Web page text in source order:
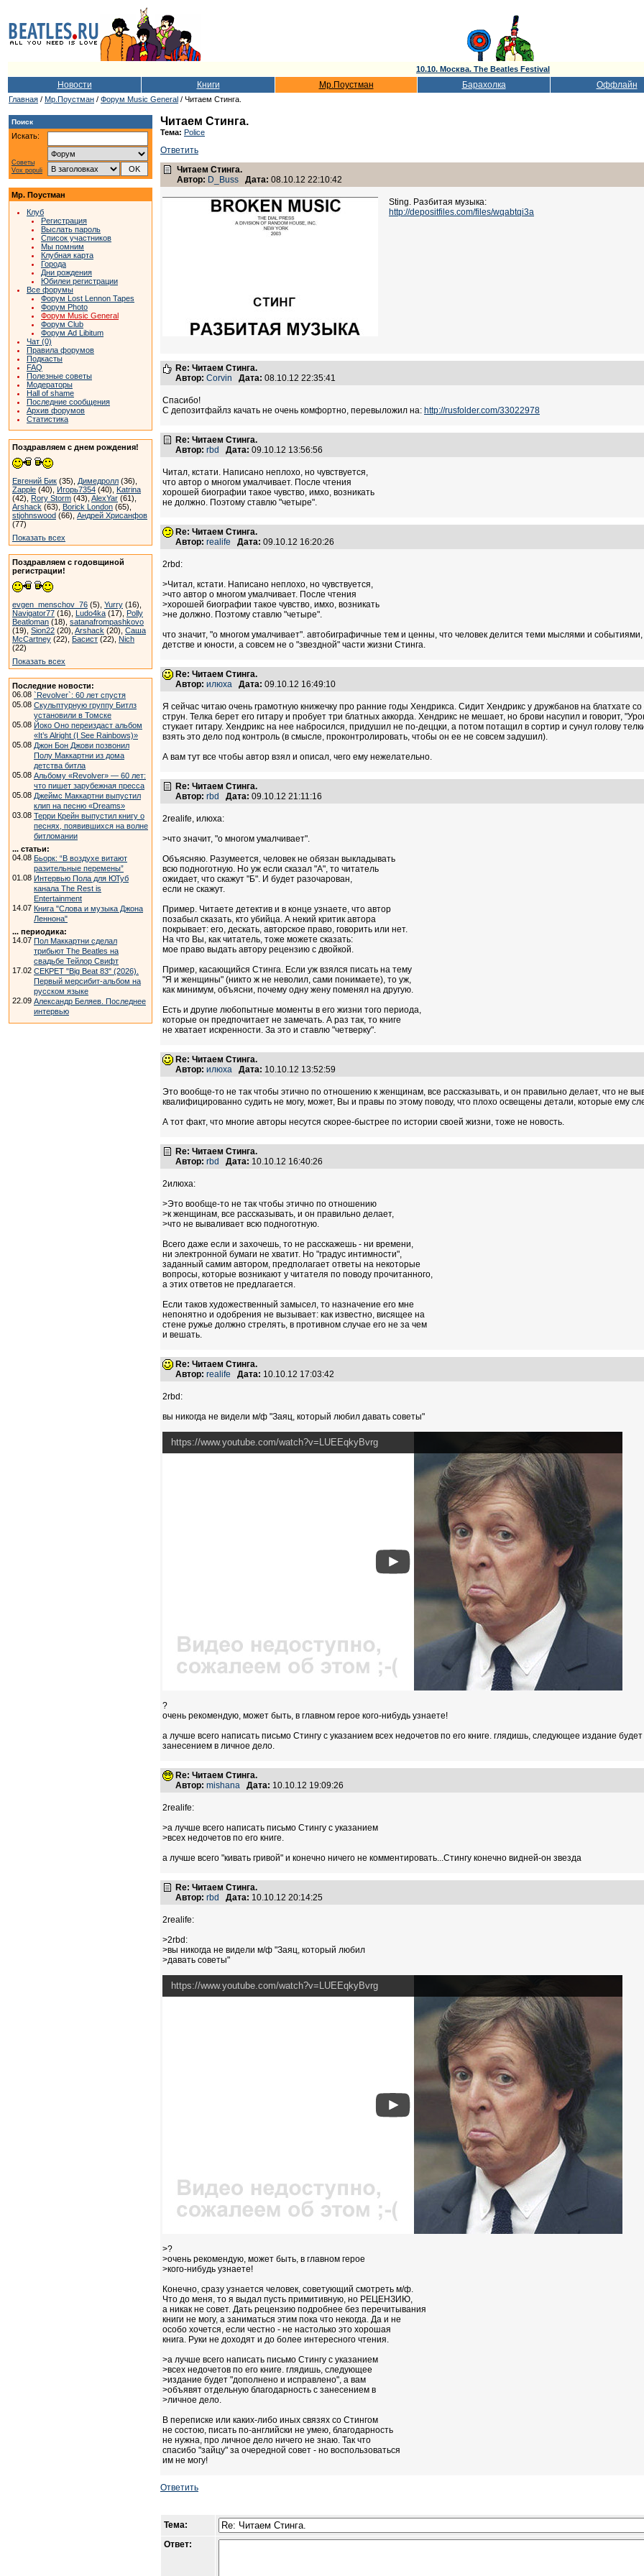
10.10. Москва. The Beatles Festival
Новости Книги Мр.Поустман Барахолка Оффлайн
Главная / Мр.Поустман / Форум Music General / Читаем Стинга.
Поиск
Искать:
Советы
Vox populi
Мр. Поустман
Клуб
Регистрация
Выслать пароль
Список участников
Мы помним
Клубная карта
Города
Дни рождения
Юбилеи регистрации
Все форумы
Форум Lost Lennon Tapes
Форум Photo
Форум Music General
Форум Club
Форум Ad Libitum
Чат (0)
Правила форумов
Подкасты
FAQ
Полезные советы
Модераторы
Hall of shame
Последние сообщения
Архив форумов
Статистика
Поздравляем с днем рождения!
Евгений Бик (35), Димедролл (36),
Zapple (40), Игорь7354 (40), Katrina
(42), Rory Storm (43), AlexYar (61),
Arshack (63), Borick London (65),
stjohnswood (66), Андрей Хрисанфов
(77)
Показать всех
Поздравляем с годовщиной
регистрации!
evgen_menschov_76 (5), Yurry (16),
Navigator77 (16), Ludo4ka (17), Polly
Beatloman (18), satanafrompashkovo
(19), Sion22 (20), Arshack (20), Саша
McCartney (22), Басист (22), Nich
(22)
Показать всех
Последние новости:
06.08 `Revolver`: 60 лет спустя
05.08 Скульптурную группу Битлз
установили в Томске
05.08 Йоко Оно переиздаст альбом
«It’s Alright (I See Rainbows)»
05.08 Джон Бон Джови позвонил
Полу Маккартни из дома
детства битла
05.08 Альбому «Revolver» — 60 лет:
что пишет зарубежная пресса
05.08 Джеймс Маккартни выпустил
клип на песню «Dreams»
03.08 Терри Крейн выпустил книгу о
песнях, появившихся на волне
битломании
... статьи:
04.08 Бьорк: “В воздухе витают
разительные перемены”
01.08 Интервью Пола для ЮТуб
канала The Rest is
Entertainment
14.07 Книга "Слова и музыка Джона
Леннона"
... периодика:
14.07 Пол Маккартни сделал
трибьют The Beatles на
свадьбе Тейлор Свифт
17.02 СЕКРЕТ "Big Beat 83" (2026).
Первый мерсибит-альбом на
русском языке
22.09 Александр Беляев. Последнее
интервью
Читаем Стинга.
Тема: Police
Ответить
Читаем Стинга.
Автор: D_Buss Дата: 08.10.12 22:10:42
Sting. Разбитая музыка:
http://depositfiles.com/files/wqabtqi3a
Re: Читаем Стинга.
Автор: Corvin Дата: 08.10.12 22:35:41
Спасибо!
С депозитфайлз качать не очень комфортно, перевыложил на: http://rusfolder.com/33022978
Re: Читаем Стинга.
Автор: rbd Дата: 09.10.12 13:56:56
Читал, кстати. Написано неплохо, но чувствуется,
что автор о многом умалчивает. После чтения
хорошей биографии такое чувство, имхо, возникать
не должно. Поэтому ставлю "четыре".
Re: Читаем Стинга.
Автор: realife Дата: 09.10.12 16:20:26
2rbd:
>Читал, кстати. Написано неплохо, но чувствуется,
>что автор о многом умалчивает. После чтения
>хорошей биографии такое чувство, имхо, возникать
>не должно. Поэтому ставлю "четыре".
что значит, "о многом умалчивает". автобиграфичные тем и ценны, что человек делится теми мыслями и
детстве и юности, а совсем не о "звездной" части жизни Стинга.
Re: Читаем Стинга.
Автор: илюха Дата: 09.10.12 16:49:10
Я сейчас читаю очень грамотную книжечку про ранние годы Хендрикса. Сидит Хендрикс у дружбанов на блатхате
струн. Телка берет его гитару и пробует три блатных аккорда. Хендрикс не мешает, но брови насупил и говорит,
стукает гитару. Хендрикс на нее набросился, придушил не по-деццки, а потом потащил в сортир и сунул голову
взять это дело под контроль (в смысле, проконтролировать, чтобы он ее не совсем задушил).
А вам тут все чтобы автор взял и описал, чего ему нежелательно.
Re: Читаем Стинга.
Автор: rbd Дата: 09.10.12 21:11:16
2realife, илюха:
>что значит, "о многом умалчивает".
Объясняю. Разумеется, человек не обязан выкладывать
всю подноготную. Но уж если сказал "А", то читатель
ожидает, что скажут "Б". И будет разочарован,
если не скажут.
Пример. Читаете детектив и в конце узнаете, что автор
позабыл сказать, кто убийца. А некий критик автора
покрывает: его, дескать, авторское право, говорить или нет.
На что Вы, как читатель, тоже можете сказать:
мое право выдать автору рецензию с двойкой.
Пример, касающийся Стинга. Если уж взялся писать на тему
"Я и женщины" (никто ж не неволил, сами понимаете), то уж,
как минимум, объясни, почему одну жену поменял на другую.
Есть и другие любопытные моменты в его жизни того периода,
которые он предпочитает не замечать. А раз так, то книге
не хватает искренности. За это и ставлю "четверку".
Re: Читаем Стинга.
Автор: илюха Дата: 10.10.12 13:52:59
Это вообще-то не так чтобы этично по отношению к женщинам, все рассказывать, и он правильно делает, что не
квалифицированно судить не могу, может, Вы и правы по этому поводу, что плохо освещены детали, которые ему
А тот факт, что многие авторы несутся скорее-быстрее по истории своей жизни, тоже не новость.
Re: Читаем Стинга.
Автор: rbd Дата: 10.10.12 16:40:26
2илюха:
>Это вообще-то не так чтобы этично по отношению
>к женщинам, все рассказывать, и он правильно делает,
>что не вываливает всю подноготную.
Всего даже если и захочешь, то не расскажешь - ни времени,
ни электронной бумаги не хватит. Но "градус интимности",
заданный самим автором, предполагает ответы на некоторые
вопросы, которые возникают у читателя по поводу прочитанного,
а этих ответов не предлагается.
Если таков художественный замысел, то назначение его мне
непонятно и одобрения не вызывает: как известно, висящее на
стене ружье должно стрелять, в противном случае его не за чем
и вешать.
Re: Читаем Стинга.
Автор: realife Дата: 10.10.12 17:03:42
2rbd:
вы никогда не видели м/ф "Заяц, который любил давать советы"
https://www.youtube.com/watch?v=LUEEqkyBvrg
?
очень рекомендую, может быть, в главном герое кого-нибудь узнаете!
а лучше всего написать письмо Стингу с указанием всех недочетов по его книге. глядишь, следующее издание
занесением в личное дело.
Re: Читаем Стинга.
Автор: mishana Дата: 10.10.12 19:09:26
2realife:
>а лучше всего написать письмо Стингу с указанием
>всех недочетов по его книге.
а лучше всего "кивать гривой" и конечно ничего не комментировать...Стингу конечно видней-он звезда
Re: Читаем Стинга.
Автор: rbd Дата: 10.10.12 20:14:25
2realife:
>2rbd:
>вы никогда не видели м/ф "Заяц, который любил
>давать советы"
https://www.youtube.com/watch?v=LUEEqkyBvrg
>?
>очень рекомендую, может быть, в главном герое
>кого-нибудь узнаете!
Конечно, сразу узнается человек, советующий смотреть м/ф.
Что до меня, то я выдал пусть примитивную, но РЕЦЕНЗИЮ,
а никак не совет. Дать рецензию подробнее без перечитывания
книги не могу, а заниматься этим пока что некогда. Да и не
особо хочется, если честно - не настолько это хорошая
книга. Руки не доходят и до более интересного чтения.
>а лучше всего написать письмо Стингу с указанием
>всех недочетов по его книге. глядишь, следующее
>издание будет "дополнено и исправлено", а вам
>объявят отдельную благодарность с занесением в
>личное дело.
В переписке или каких-либо иных связях со Стингом
не состою, писать по-английски не умею, благодарность
не нужна, про личное дело ничего не знаю. Так что
спасибо "зайцу" за очередной совет - но воспользоваться
им не могу!
Ответить
Тема:
Ответ: